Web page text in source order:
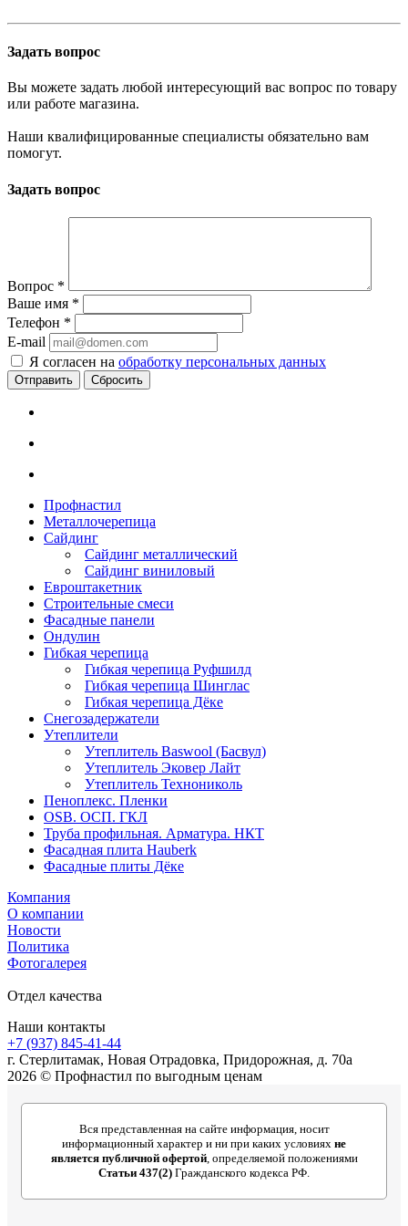
Задать вопрос
Вы можете задать любой интересующий вас вопрос по товару
или работе магазина.
Наши квалифицированные специалисты обязательно вам
помогут.
Задать вопрос
Вопрос *
Ваше имя *
Телефон *
E-mail
Я согласен на обработку персональных данных
Сбросить
Профнастил
Металлочерепица
Сайдинг
Сайдинг металлический
Сайдинг виниловый
Евроштакетник
Строительные смеси
Фасадные панели
Ондулин
Гибкая черепица
Гибкая черепица Руфшилд
Гибкая черепица Шинглас
Гибкая черепица Дёке
Снегозадержатели
Утеплители
Утеплитель Baswool (Басвул)
Утеплитель Эковер Лайт
Утеплитель Технониколь
Пеноплекс. Пленки
OSB. ОСП. ГКЛ
Труба профильная. Арматура. НКТ
Фасадная плита Hauberk
Фасадные плиты Дёке
Компания
О компании
Новости
Политика
Фотогалерея
Отдел качества
Наши контакты
+7 (937) 845-41-44
г. Стерлитамак, Новая Отрадовка, Придорожная, д. 70а
2026 © Профнастил по выгодным ценам
Вся представленная на сайте информация, носит
информационный характер и ни при каких условиях не
является публичной офертой, определяемой положениями
Статьи 437(2) Гражданского кодекса РФ.